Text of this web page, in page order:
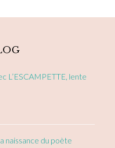
L’ESCAMPETTE, lente
naissance du poète